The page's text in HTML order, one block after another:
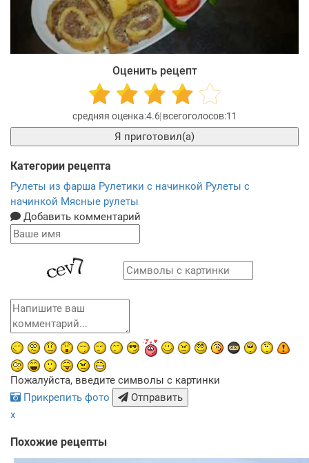
Оценить рецепт
4.6 11
Я приготовил(а)
Категории рецепта
Рулеты из фарша Рулетики с начинкой Рулеты с
начинкой Мясные рулеты
Добавить комментарий
Пожалуйста, введите символы с картинки
Прикрепить фото
Отправить
x
Похожие рецепты